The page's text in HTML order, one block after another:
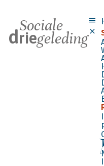
Sociale
driegeleding
menu
close